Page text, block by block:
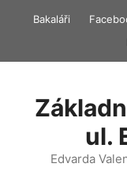
Bakaláři
ul.
Edvarda